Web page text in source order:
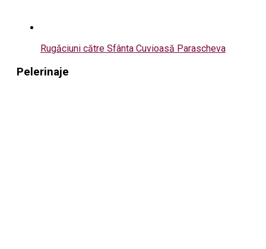
Rugăciuni către Sfânta Cuvioasă Parascheva
Pelerinaje